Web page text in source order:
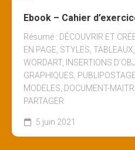
Ebook – Cahier
Résumé : DÉCOUVRIR ET
EN PAGE, STYLES,
WORDART, INSERTIONS
GRAPHIQUES,
MODELES, DOCUMENT-
PARTAGER
5 juin 2021